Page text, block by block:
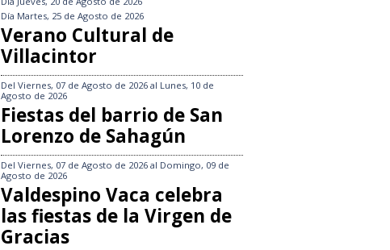
Día Martes, 25 de Agosto de 2026
Verano Cultural de
Villacintor
Del Viernes, 07 de Agosto de 2026 al Lunes, 10 de
Agosto de 2026
Fiestas del barrio de San
Lorenzo de Sahagún
Del Viernes, 07 de Agosto de 2026 al Domingo, 09 de
Agosto de 2026
Valdespino Vaca celebra
las fiestas de la Virgen de
Gracias